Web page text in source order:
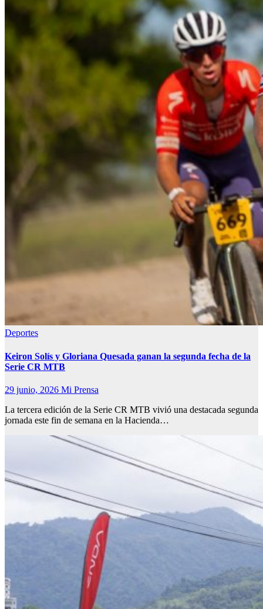
Deportes
Keiron Solís y Gloriana Quesada ganan la segunda fecha de la
Serie CR MTB
29 junio, 2026 Mi Prensa
La tercera edición de la Serie CR MTB vivió una destacada segunda
jornada este fin de semana en la Hacienda…